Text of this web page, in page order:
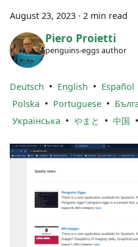
August 23, 2023 · 2 min read
Piero Proietti
penguins-eggs author
Deutsch • English • Español
Polska • Portuguese •
Українська • やまと • 中国 •